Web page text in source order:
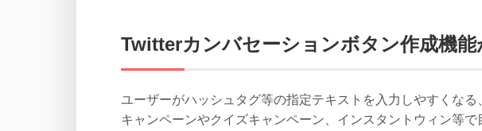
Twitterカンバセーションボタン作成機能
ユーザーがハッシュタグ等の指定テキストを入力しやすくな
キャンペーンやクイズキャンペーン、インスタントウィン等